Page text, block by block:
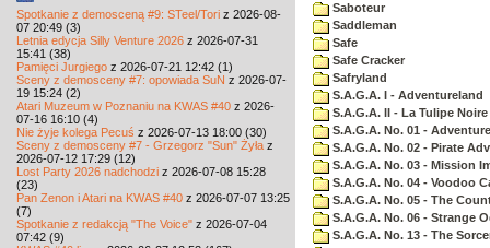
Spotkanie z demosceną #9: STeel/Tori z 2026-08-
07 20:49 (3)
Letnia edycja Silly Venture 2026 z 2026-07-31
15:41 (38)
Pamięci Jurgiego z 2026-07-21 12:42 (1)
Sceny z demosceny #7: opowiada SuN z 2026-07-
19 15:24 (2)
Atari Muzeum w Poznaniu na KWAS #40 z 2026-
07-16 16:10 (4)
Nie żyje kolega Pecuś z 2026-07-13 18:00 (30)
Sceny z demosceny #7 - Grzegorz "Sun" Żyła z
2026-07-12 17:29 (12)
Lost Party 2026 nadchodzi z 2026-07-08 15:28
(23)
Pan Zenon i Atari na KWAS #40 z 2026-07-07 13:25
(7)
Spotkanie z redakcją "The Voice" z 2026-07-04
07:42 (9)
Saboteur
Saddleman
Safe
Safe Cracker
Safryland
S.A.G.A. I - Adventureland
S.A.G.A. II - La Tulipe Noire
S.A.G.A. No. 01 -
S.A.G.A. No. 02 - Pirate
S.A.G.A. No. 03 - Mission
S.A.G.A. No. 04 - Voodoo
S.A.G.A. No. 05 - The
S.A.G.A. No. 06 - Strange
S.A.G.A. No. 13 - The